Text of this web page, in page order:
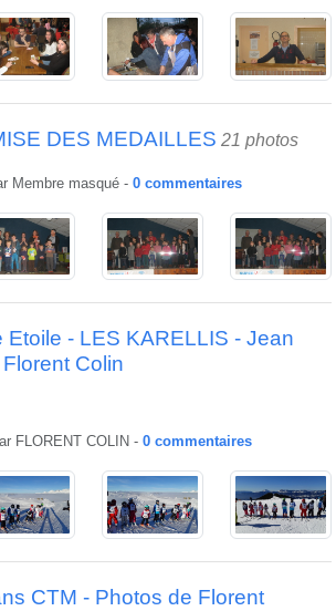
DES MEDAILLES 21 photos
Membre masqué - 0 commentaires
Etoile - LES KARELLIS - Jean
Colin
FLORENT COLIN - 0 commentaires
CTM - Photos de Florent